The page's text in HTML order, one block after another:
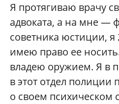
Я протягиваю врачу
адвоката, а на мне —
советника юстиции, я
имею право ее
владею оружием. Я в
в этот отдел полиции
о своем психическом